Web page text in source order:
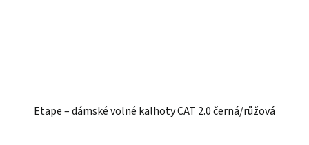
Etape – dámské volné kalhoty CAT 2.0 černá/růžová